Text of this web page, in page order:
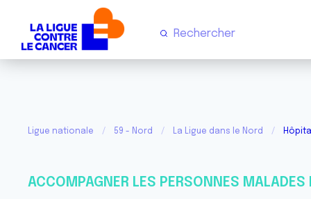
Ligue nationale 59 - Nord La Ligue dans le Nord
ACCOMPAGNER LES PERSONNES MALADES